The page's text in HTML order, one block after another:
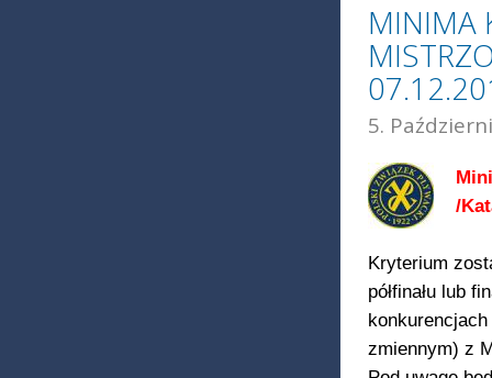
MINIMA
5.
/
Kryterium
półfinału lub
zmiennym) z